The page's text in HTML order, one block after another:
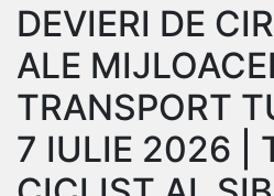
DEVIERI DE
ALE
TRANSPORT
7 IULIE 2026 |